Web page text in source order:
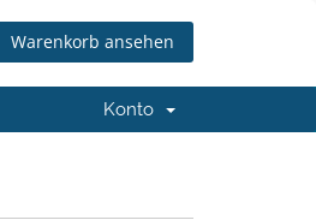
Warenkorb ansehen
Konto